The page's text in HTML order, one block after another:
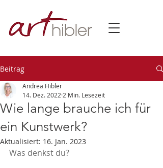
Beitrag
Wie lange brauche ich für
ein Kunstwerk?
Andrea Hibler
14. Dez. 2022 2 Min. Lesezeit
Aktualisiert: 16. Jan. 2023
Was denkst du?